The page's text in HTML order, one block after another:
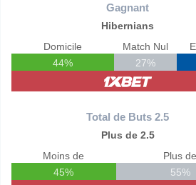
Gagnant
Hibernians
Domicile
44%
Match Nul
27%
Total de Buts 2.5
Plus de 2.5
Moins de
45%
Plus de
55%